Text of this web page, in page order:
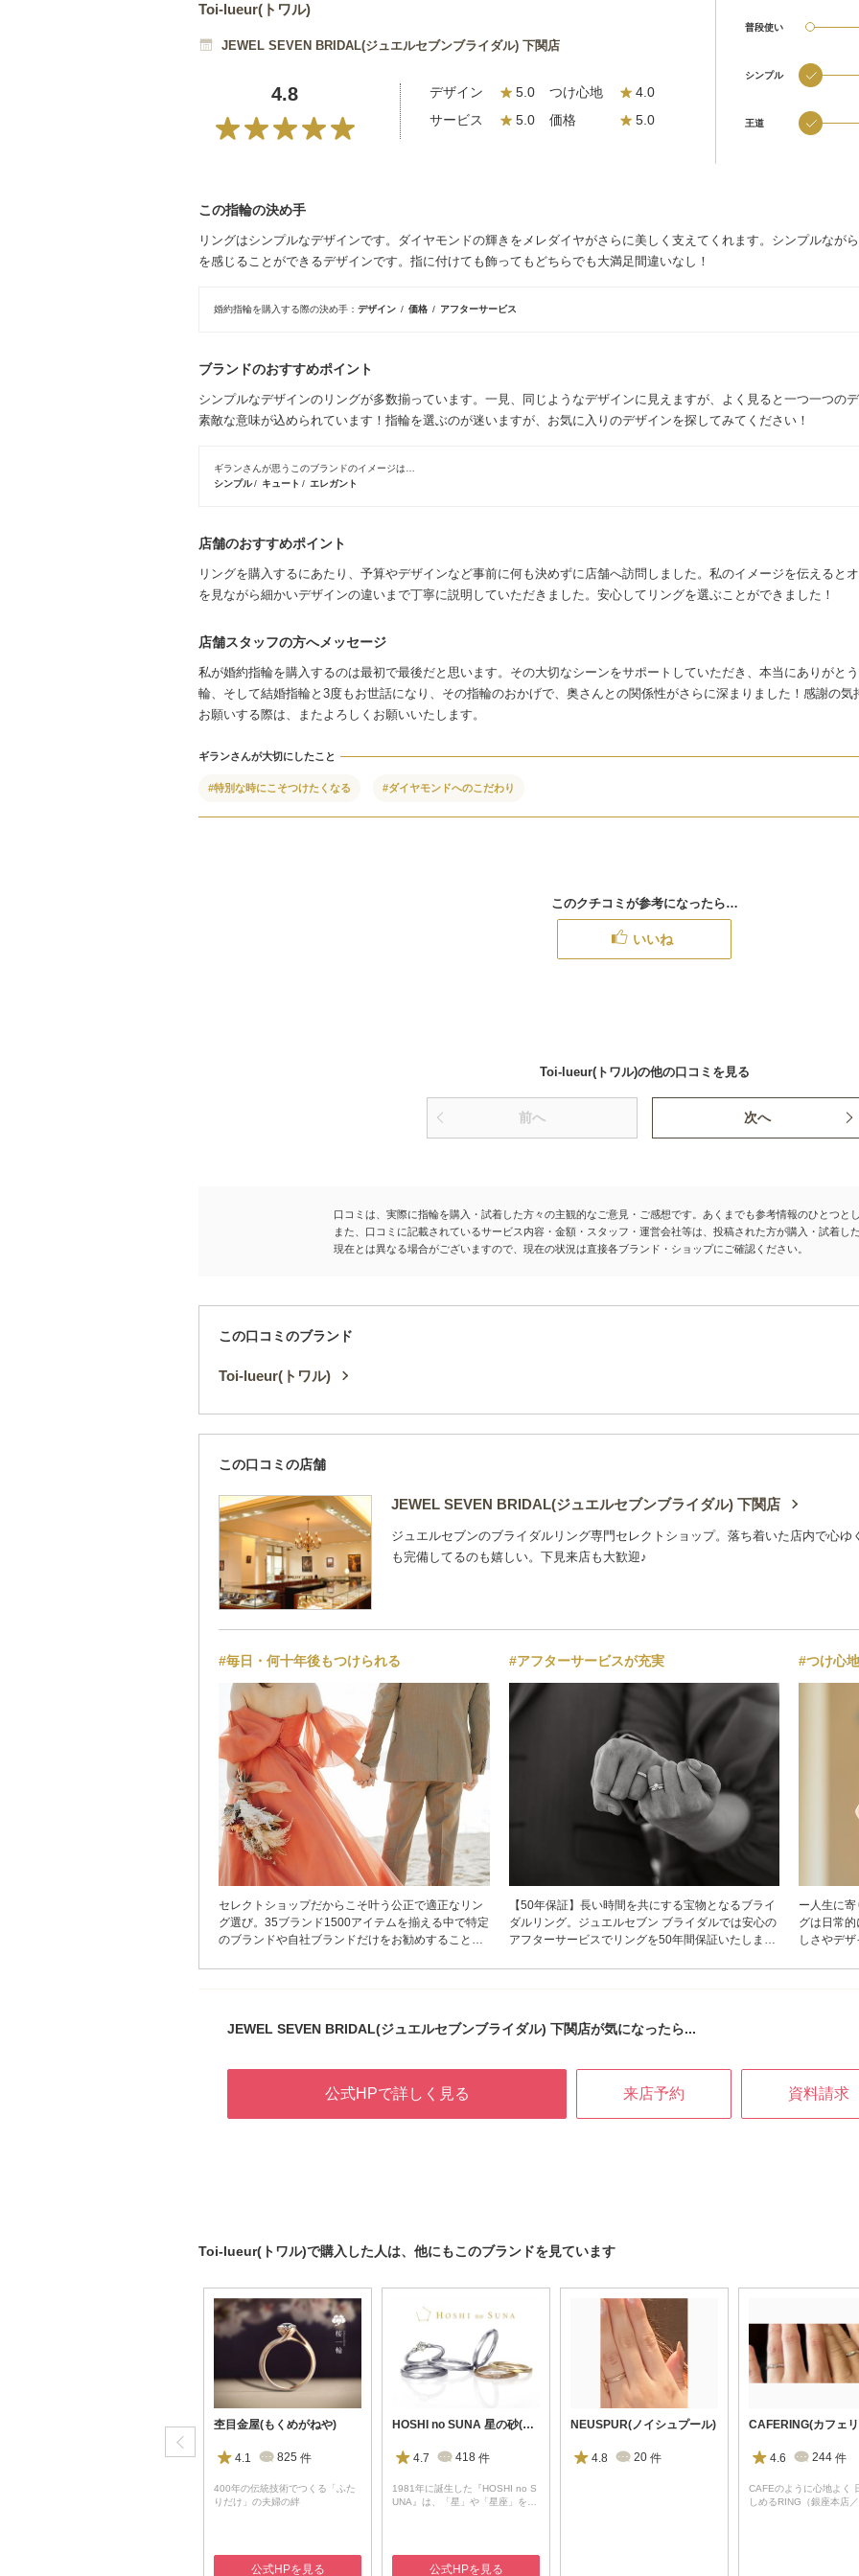
Toi-lueur(トワル)
JEWEL SEVEN BRIDAL(ジュエルセブンブライダル) 下関店
4.8 デザイン 5.0 つけ心地
4.0
サービス
5.0 価格 5.0
普段使い
シンプル
王道
この指輪の決め手
リングはシンプルなデザインです。ダイヤモンドの輝きをメレダイヤがさらに美しく支えてくれます。シンプルなが
を感じることができるデザインです。指に付けても飾ってもどちらでも大満足間違いなし！
婚約指輪を購入する際の決め手 デザイン 価格 アフターサービス
ブランドのおすすめポイント
シンプルなデザインのリングが多数揃っています。一見、同じようなデザインに見えますが、よく見ると一つ一つの
素敵な意味が込められています！指輪を選ぶのが迷いますが、お気に入りのデザインを探してみてください！
ギランさんが思うこのブランドのイメージは…
シンプル
キュート エレガント
店舗のおすすめポイント
リングを購入するにあたり、予算やデザインなど事前に何も決めずに店舗へ訪問しました。私のイメージを伝えると
を見ながら細かいデザインの違いまで丁寧に説明していただきました。安心してリングを選ぶことができました！
店舗スタッフの方へメッセージ
私が婚約指輪を購入するのは最初で最後だと思います。その大切なシーンをサポートしていただき、本当にありがと
輪、そして結婚指輪と3度もお世話になり、その指輪のおかげで、奥さんとの関係性がさらに深まりました！感謝の
お願いする際は、またよろしくお願いいたします。
ギランさんが大切にしたこと
#特別な時にこそつけたくなる #ダイヤモンドへのこだわり
このクチコミが参考になったら…
いいね
Toi-lueur(トワル)の他の口コミを見る
前へ 次へ
口コミは、実際に指輪を購入・試着した方々の主観的なご意見・ご感想です。あくまでも参考情報のひとつと
また、口コミに記載されているサービス内容・金額・スタッフ・運営会社等は、投稿された方が購入・試着し
現在とは異なる場合がございますので、現在の状況は直接各ブランド・ショップにご確認ください。
この口コミのブランド
Toi-lueur(トワル)
この口コミの店舗
JEWEL SEVEN BRIDAL(ジュエルセブンブライダル) 下関店
ジュエルセブンのブライダルリング専門セレクトショップ。落ち着いた店内で心
も完備してるのも嬉しい。下見来店も大歓迎♪
#毎日・何十年後もつけられる
セレクトショップだからこそ叶う公正で適正なリン
グ選び。35ブランド1500アイテムを揃える中で特定
のブランドや自社ブランドだけをお勧めすることな
スタイルを丁寧にヒアリングし、永く愛用できる
ルドリングやプラチナと組み合わせたコンビリング
ービス【50年保証】でサイズ直しや新品磨き、石落
#アフターサービスが充実
【50年保証】長い時間を共にする宝物となるブライ
ダルリング。ジュエルセブン ブライダルでは安心の
アフターサービスでリングを50年間保証いたしま
げ・メレダイヤの石落ち修理が無料となり各ブラン
りますがサービスの回数や条件はデザインにより異
#つけ心
ー人生に
グは日常
しさやデ
インごと
JEWEL SEVEN BRIDAL(ジュエルセブンブライダル) 下関店が気になったら...
公式HPで詳しく見る 来店予約 資料請求
Toi-lueur(トワル)で購入した人は、他にもこのブランドを見ています
Bridal Jewelry Fujita(ブライダルジュエリーフジタ) 杢目金屋(もくめがねや)
4.1 825 件
400年の伝統技術でつくる「ふた
りだけ」の夫婦の絆
公式HPを見る
HOSHI no SUNA 星の砂(ほしのすな)
4.7 418 件
1981年に誕生した『HOSHI no S
UNA』は、「星」や「星座」を…
公式HPを見る
NEUSPUR(ノイシュプール)
4.8 20 件
CAFERING(カフェ
4.6 244 件
CAFEのように心地よく
しめるRING（銀座本店